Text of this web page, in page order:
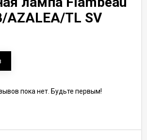
AZALEA/TL SV
пока нет. Будьте первым!